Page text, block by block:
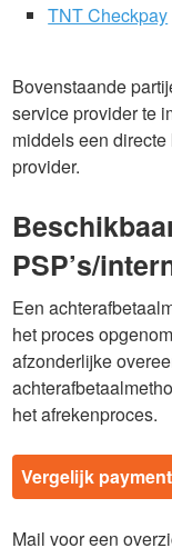
TNT Checkpay
Bovenstaande
service provider te
middels een
provider.
PSP’s/
Een
het proces
afzonderlijke
het afrekenproces.
Vergelijk
Mail voor een